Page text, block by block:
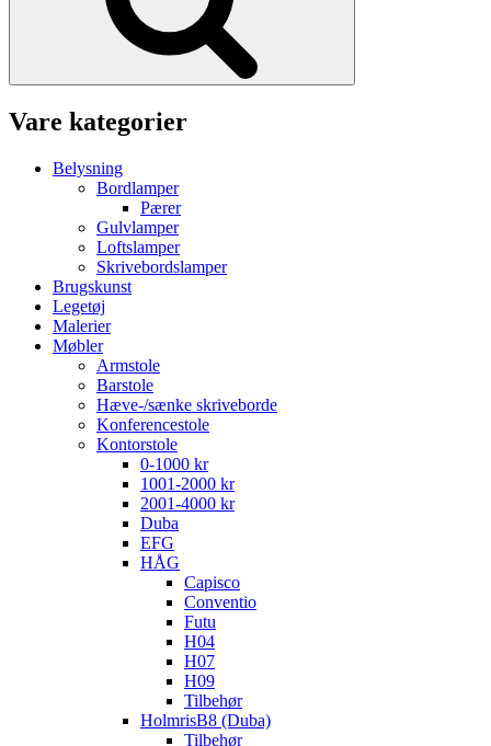
Vare kategorier
Belysning
Bordlamper
Pærer
Gulvlamper
Loftslamper
Skrivebordslamper
Brugskunst
Legetøj
Malerier
Møbler
Armstole
Barstole
Hæve-/sænke skriveborde
Konferencestole
Kontorstole
0-1000 kr
1001-2000 kr
2001-4000 kr
Duba
EFG
HÅG
Capisco
Conventio
Futu
H04
H07
H09
Tilbehør
HolmrisB8 (Duba)
Tilbehør